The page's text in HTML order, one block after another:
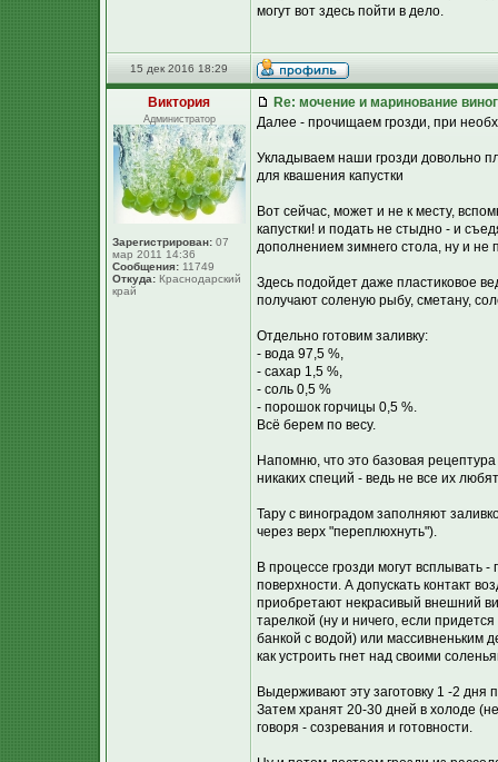
могут вот здесь пойти в дело.
15 дек 2016 18:29
Виктория
Администратор
Зарегистрирован: 07
мар 2011 14:36
Сообщения: 11749
Откуда: Краснодарский
край
Re: мочение и маринование
Далее - прочищаем грозди, при
Укладываем наши грозди довольно
для квашения капустки
Вот сейчас, может и не к месту,
капустки! и подать не стыдно - и
дополнением зимнего стола, ну и не
Здесь подойдет даже пластиковое
получают соленую рыбу, сметану,
Отдельно готовим заливку:
- вода 97,5 %,
- сахар 1,5 %,
- соль 0,5 %
- порошок горчицы 0,5 %.
Всё берем по весу.
Напомню, что это базовая
никаких специй - ведь не все их
Тару с виноградом заполняют
через верх "переплюхнуть").
В процессе грозди могут всплывать -
поверхности. А допускать контакт
приобретают некрасивый внешний
тарелкой (ну и ничего, если
банкой с водой) или массивненьким
как устроить гнет над своими
Выдерживают эту заготовку 1 -2 дня
Затем хранят 20-30 дней в холоде
говоря - созревания и готовности.